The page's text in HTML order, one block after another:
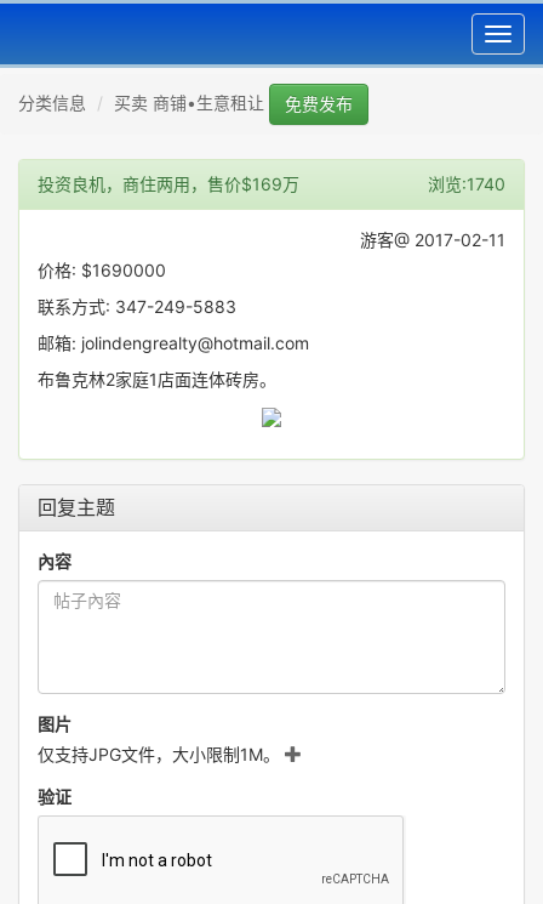
分类信息 买卖 商铺•生意租让 免费发布
投资良机，商住两用，售价$169万 浏览:1740
游客@ 2017-02-11
价格: $1690000
联系方式: 347-249-5883
邮箱: jolindengrealty@hotmail.com
布鲁克林2家庭1店面连体砖房。
回复主题
內容
图片
仅支持JPG文件，大小限制1M。
验证